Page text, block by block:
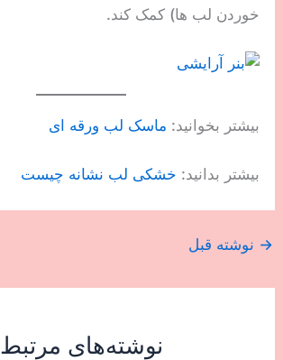
خوردن لب ها) کمک کند.
بیشتر بخوانید: ماسک لب ورقه ای
بیشتر بدانید: خشکی لب نشانه چیست
→ نوشته قبل
نوشته‌های مرتبط